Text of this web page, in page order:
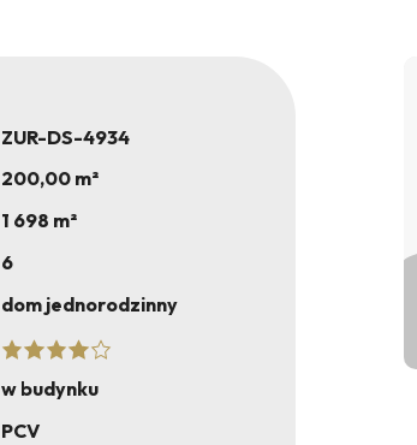
ZUR-DS-4934
200,00 m²
1 698 m²
6
dom jednorodzinny
w budynku
PCV